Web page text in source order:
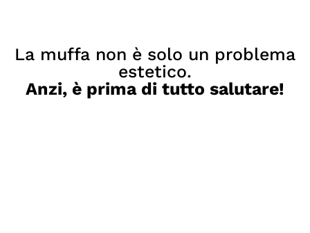
La muffa non è solo un problema
estetico.
Anzi, è prima di tutto salutare!